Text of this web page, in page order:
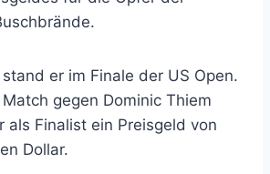
er im Finale der US Open.
gegen Dominic Thiem
als Finalist ein Preisgeld von
Dollar.